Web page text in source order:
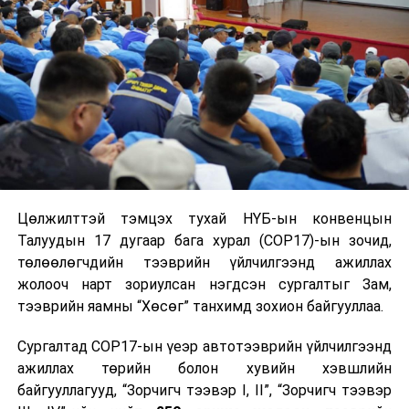
Цөлжилттэй тэмцэх тухай НҮБ-ын конвенцын
Талуудын 17 дугаар бага хурал (COP17)-ын зочид,
төлөөлөгчдийн тээврийн үйлчилгээнд ажиллах
жолооч нарт зориулсан нэгдсэн сургалтыг Зам,
тээврийн яамны “Хөсөг” танхимд зохион байгууллаа.
Сургалтад COP17-ын үеэр автотээврийн үйлчилгээнд
ажиллах төрийн болон хувийн хэвшлийн
байгууллагууд, “Зорчигч тээвэр I, II”, “Зорчигч тээвэр